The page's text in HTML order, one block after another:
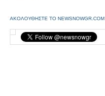
ΑΚΟΛΟΥΘΗΣΤΕ ΤΟ NEWSNOWGR.COM